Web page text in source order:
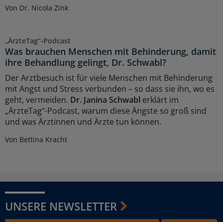
Von Dr. Nicola Zink
„ÄrzteTag“-Podcast
Was brauchen Menschen mit Behinderung, damit
ihre Behandlung gelingt, Dr. Schwabl?
Der Arztbesuch ist für viele Menschen mit Behinderung
mit Angst und Stress verbunden – so dass sie ihn, wo es
geht, vermeiden. Dr. Janina Schwabl erklärt im
„ÄrzteTag“-Podcast, warum diese Ängste so groß sind
und was Ärztinnen und Ärzte tun können.
Von Bettina Kracht
UNSERE NEWSLETTER